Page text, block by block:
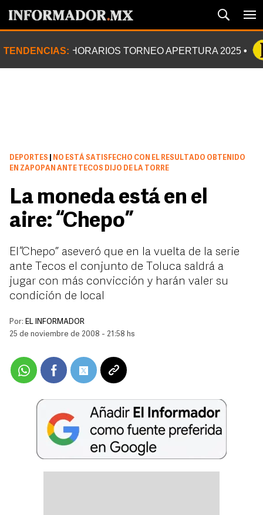
TENDENCIAS: HORARIOS TORNEO APERTURA 2025
DEPORTES
NO ESTÁ SATISFECHO CON EL RESULTADO OBTENIDO
EN ZAPOPAN ANTE TECOS DIJO DE LA TORRE
La moneda está en el
aire: “Chepo”
El “Chepo” aseveró que en la vuelta de la serie
ante Tecos el conjunto de Toluca saldrá a
jugar con más convicción y harán valer su
condición de local
Por: EL INFORMADOR
25 de noviembre de 2008 - 21:58 hs